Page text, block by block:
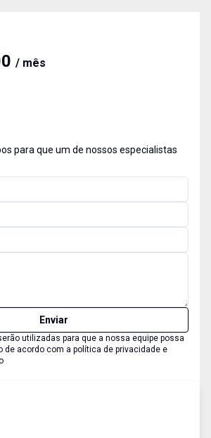
/ mês
para que um de nossos especialistas
Enviar
utilizadas para que a nossa equipe possa
de acordo com a política de privacidade e